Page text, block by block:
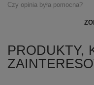
Czy opinia była pomocna?
PRODUKTY,